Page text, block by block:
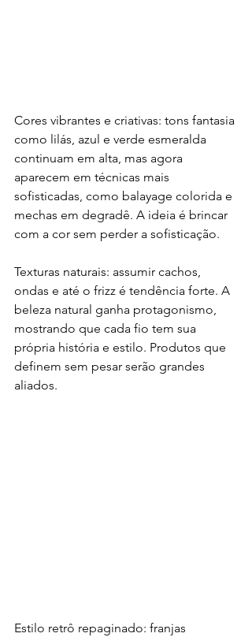
Cores vibrantes e criativas: tons fantasia
como lilás, azul e verde esmeralda
continuam em alta, mas agora
aparecem em técnicas mais
sofisticadas, como balayage colorida e
mechas em degradê. A ideia é brincar
com a cor sem perder a sofisticação.
Texturas naturais: assumir cachos,
ondas e até o frizz é tendência forte. A
beleza natural ganha protagonismo,
mostrando que cada fio tem sua
própria história e estilo. Produtos que
definem sem pesar serão grandes
aliados.
Estilo retrô repaginado: franjas